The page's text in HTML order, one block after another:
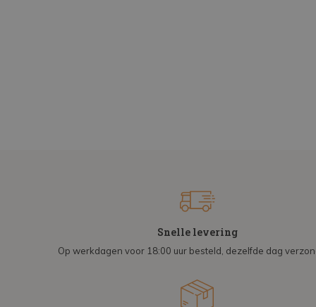
Snelle levering
Op werkdagen voor 18:00 uur besteld, dezelfde dag